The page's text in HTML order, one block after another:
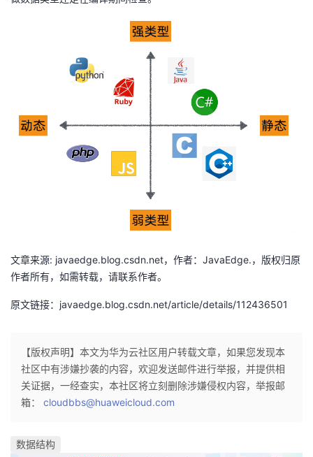
文章来源: javaedge.blog.csdn.net，作者：JavaEdge.，版权归原
作者所有，如需转载，请联系作者。
原文链接：javaedge.blog.csdn.net/article/details/112436501
【版权声明】本文为华为云社区用户转载文章，如果您发现本
社区中有涉嫌抄袭的内容，欢迎发送邮件进行举报，并提供相
关证据，一经查实，本社区将立刻删除涉嫌侵权内容，举报邮
箱： cloudbbs@huaweicloud.com
数据结构